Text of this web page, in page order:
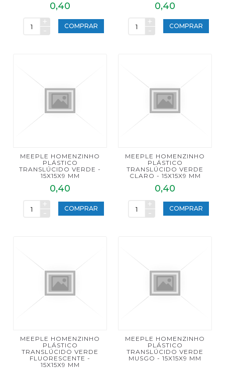
0,40
+
-
COMPRAR
0,40
+
-
COMPRAR
MEEPLE HOMENZINHO
PLÁSTICO
TRANSLÚCIDO VERDE -
15X15X9 MM
0,40
+
-
COMPRAR
MEEPLE HOMENZINHO
PLÁSTICO
TRANSLÚCIDO VERDE
CLARO - 15X15X9 MM
0,40
+
-
COMPRAR
MEEPLE HOMENZINHO
PLÁSTICO
TRANSLÚCIDO VERDE
FLUORESCENTE -
15X15X9 MM
MEEPLE HOMENZINHO
PLÁSTICO
TRANSLÚCIDO VERDE
MUSGO - 15X15X9 MM